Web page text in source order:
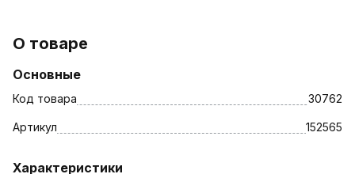
О товаре
Основные
Код товара 30762
Артикул 152565
Характеристики